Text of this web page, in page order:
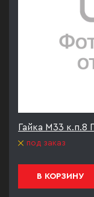
Гайка М33 к.п.8
под заказ
В КОРЗИНУ